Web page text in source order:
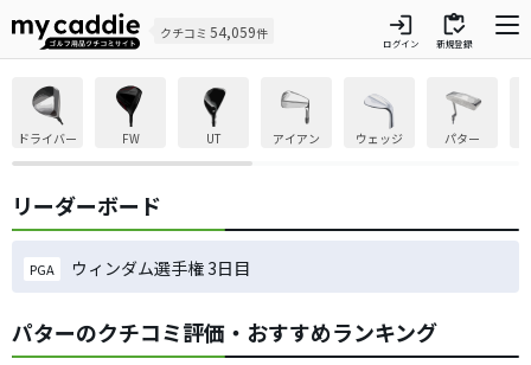
クチコミ 54,059件 login
ログイン
inventory
新規登録
ドライバー FW UT アイアン ウェッジ パター
リーダーボード
PGA ウィンダム選手権 3日目
パターのクチコミ評価・おすすめランキング